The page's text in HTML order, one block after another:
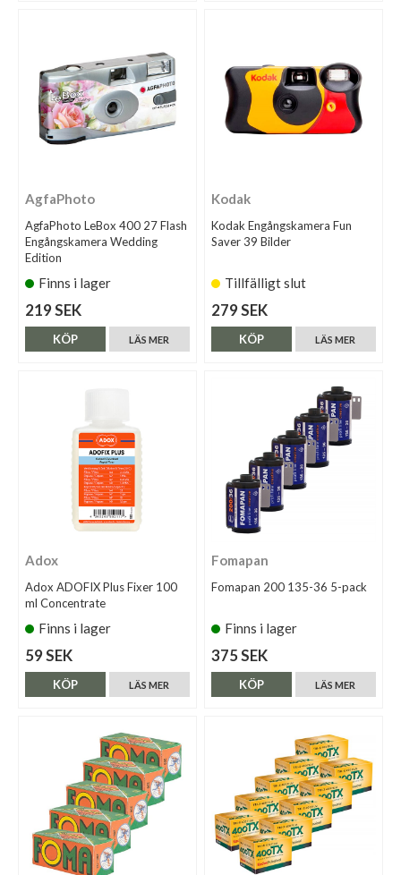
AgfaPhoto
AgfaPhoto LeBox 400 27 Flash
Engångskamera Wedding
Edition
Finns i lager
219 SEK
LÄS MER
KÖP
Kodak
Kodak Engångskamera Fun
Saver 39 Bilder
Tillfälligt slut
279 SEK
LÄS MER
KÖP
Adox
Adox ADOFIX Plus Fixer 100
ml Concentrate
Finns i lager
59 SEK
LÄS MER
KÖP
Fomapan
Fomapan 200 135-36 5-pack
Finns i lager
375 SEK
LÄS MER
KÖP